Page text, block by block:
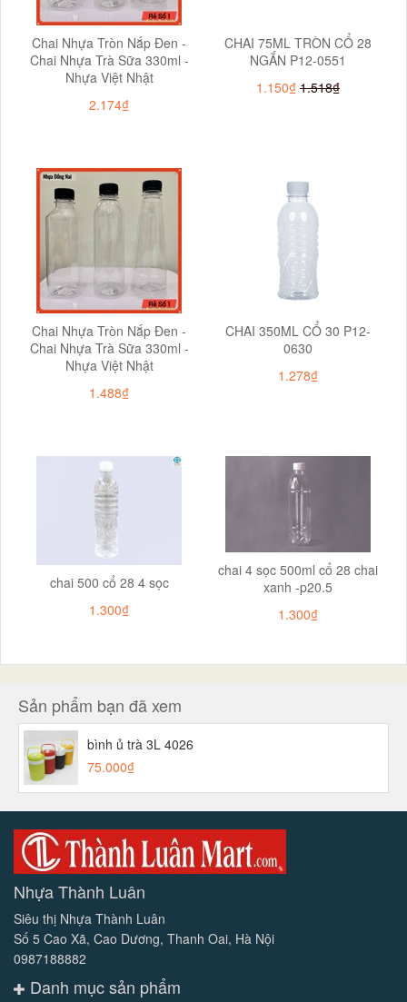
Chai Nhựa Tròn Nắp Đen -
Chai Nhựa Trà Sữa 330ml -
Nhựa Việt Nhật
2.174₫
CHAI 75ML TRÒN CỔ 28
NGẮN P12-0551
1.150₫ 1.518₫
Chai Nhựa Tròn Nắp Đen -
Chai Nhựa Trà Sữa 330ml -
Nhựa Việt Nhật
1.488₫
CHAI 350ML CỔ 30 P12-
0630
1.278₫
chai 500 cổ 28 4 sọc
1.300₫
chai 4 sọc 500ml cổ 28 chai
xanh -p20.5
1.300₫
Sản phẩm bạn đã xem
bình ủ trà 3L 4026
75.000₫
Nhựa Thành Luân
Siêu thị Nhựa Thành Luân
Số 5 Cao Xã, Cao Dương, Thanh Oai, Hà Nội
0987188882
Danh mục sản phẩm